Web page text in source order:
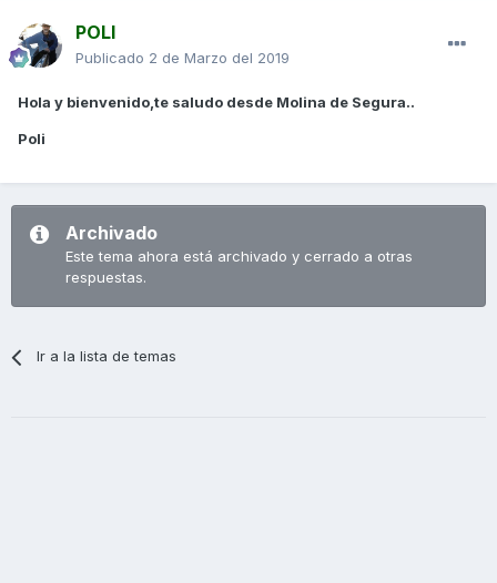
POLI
Publicado 2 de Marzo del 2019
Hola y bienvenido,te saludo desde Molina de Segura..
Poli
Archivado
Este tema ahora está archivado y cerrado a otras
respuestas.
Ir a la lista de temas